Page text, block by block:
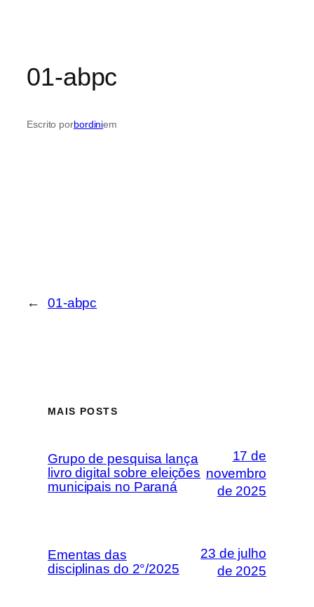
01-abpc
Escrito porbordiniem
← 01-abpc
MAIS POSTS
Grupo de pesquisa lança
livro digital sobre eleições
municipais no Paraná
17 de
novembro
de 2025
Ementas das
disciplinas do 2°/2025
23 de julho
de 2025